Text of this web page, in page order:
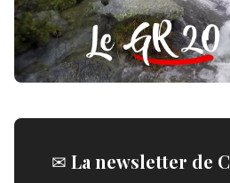
✉ La newsletter de